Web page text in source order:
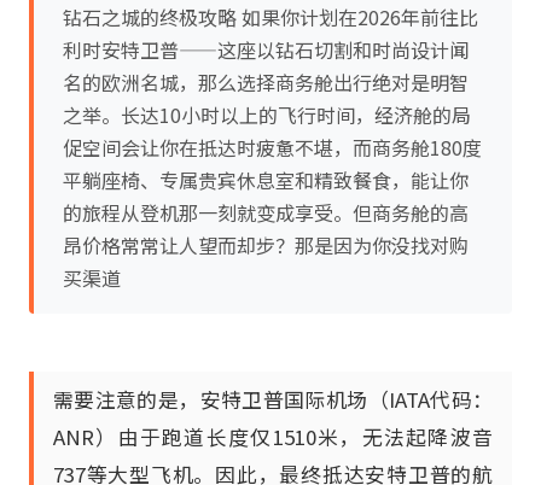
钻石之城的终极攻略 如果你计划在2026年前往比
利时安特卫普——这座以钻石切割和时尚设计闻
名的欧洲名城，那么选择商务舱出行绝对是明智
之举。长达10小时以上的飞行时间，经济舱的局
促空间会让你在抵达时疲惫不堪，而商务舱180度
平躺座椅、专属贵宾休息室和精致餐食，能让你
的旅程从登机那一刻就变成享受。但商务舱的高
昂价格常常让人望而却步？那是因为你没找对购
买渠道
需要注意的是，安特卫普国际机场（IATA代码：
ANR）由于跑道长度仅1510米，无法起降波音
737等大型飞机。因此，最终抵达安特卫普的航